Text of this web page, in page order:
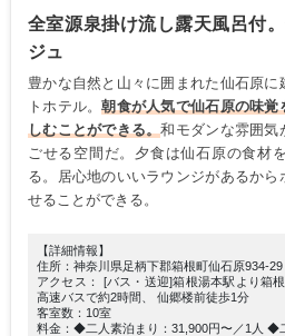
全室源泉掛け流し露天風呂付
ジュ
豊かな自然と山々に囲まれた仙石原
トホテル。朝食が人気で仙石原の味
しむことができる。和モダンな雰囲気
ごせる空間だ。夕食は仙石原の食材
る。居心地のいいラウンジがあるから
せることができる。
【詳細情報】
住所：神奈川県足柄下郡箱根町仙石原934-29
アクセス： [バス・送迎]箱根湯本駅より箱
高速バスで約2時間、 仙郷楼前徒歩1分
客室数：10室
料金：◆二人素泊まり：31,900円〜／1人 ◆